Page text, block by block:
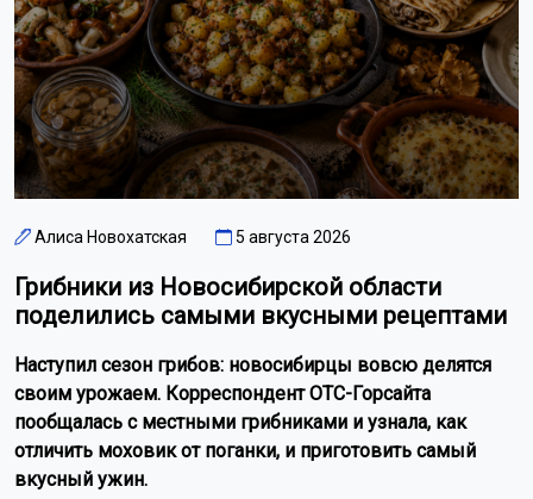
Алиса Новохатская 5 августа 2026
Грибники из Новосибирской области
поделились самыми вкусными рецептами
Наступил сезон грибов: новосибирцы вовсю делятся
своим урожаем. Корреспондент ОТС-Горсайта
пообщалась с местными грибниками и узнала, как
отличить моховик от поганки, и приготовить самый
вкусный ужин.